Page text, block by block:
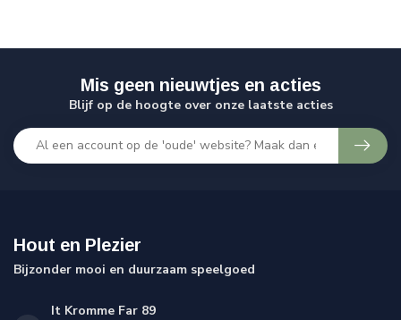
Mis geen nieuwtjes en acties
Blijf op de hoogte over onze laatste acties
Hout en Plezier
Bijzonder mooi en duurzaam speelgoed
It Kromme Far 89